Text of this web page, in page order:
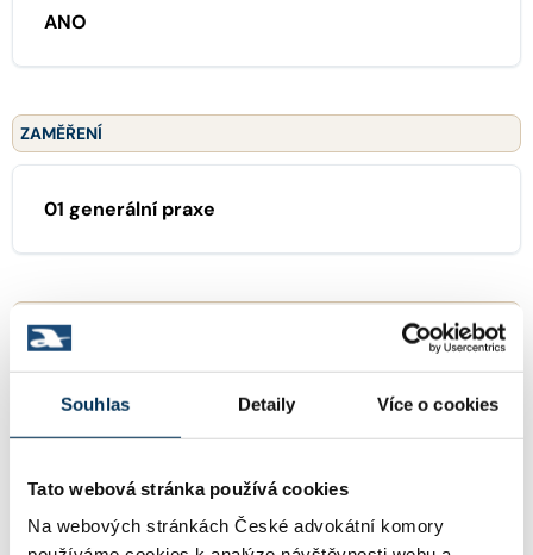
Souhlas Detaily Více o cookies
Tato webová stránka používá cookies
Na webových stránkách České advokátní komory
ANO
ZAMĚŘENÍ
01 generální praxe
TRVALE SPOLUPRACUJE S FIRMOU
Kocián Šolc Balaštík, advokátní kancelář, s.r.o.